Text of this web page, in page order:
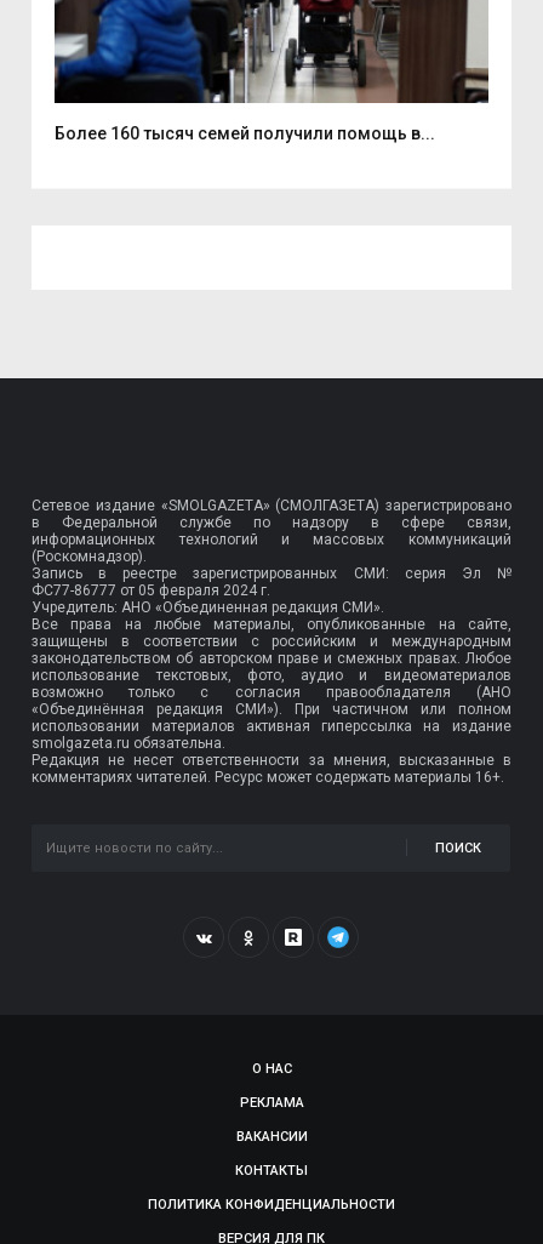
Более 160 тысяч семей получили помощь в...
Сетевое издание «SMOLGAZETA» (СМОЛГАЗЕТА) зарегистрировано
в Федеральной службе по надзору в сфере связи,
информационных технологий и массовых коммуникаций
(Роскомнадзор).
Запись в реестре зарегистрированных СМИ: серия Эл №
ФС77-86777 от 05 февраля 2024 г.
Учредитель: АНО «Объединенная редакция СМИ».
Все права на любые материалы, опубликованные на сайте,
защищены в соответствии с российским и международным
законодательством об авторском праве и смежных правах. Любое
использование текстовых, фото, аудио и видеоматериалов
возможно только с согласия правообладателя (АНО
«Объединённая редакция СМИ»). При частичном или полном
использовании материалов активная гиперссылка на издание
smolgazeta.ru обязательна.
Редакция не несет ответственности за мнения, высказанные в
комментариях читателей. Ресурс может содержать материалы 16+.
ПОИСК
О НАС
РЕКЛАМА
ВАКАНСИИ
КОНТАКТЫ
ПОЛИТИКА КОНФИДЕНЦИАЛЬНОСТИ
ВЕРСИЯ ДЛЯ ПК